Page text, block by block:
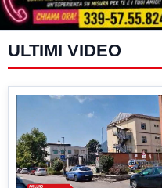
ULTIMI VIDEO